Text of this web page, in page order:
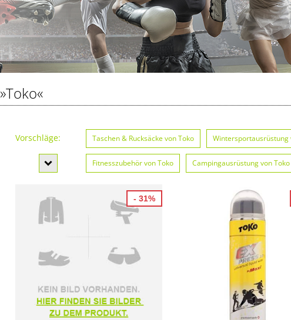
»Toko«
Vorschläge: Taschen & Rucksäcke von Toko Wintersportausrüstung
Fitnesszubehör von Toko Campingausrüstung von Toko
Schlafsäcke von Toko Fahrräder & Zubehör von Toko
- 31%